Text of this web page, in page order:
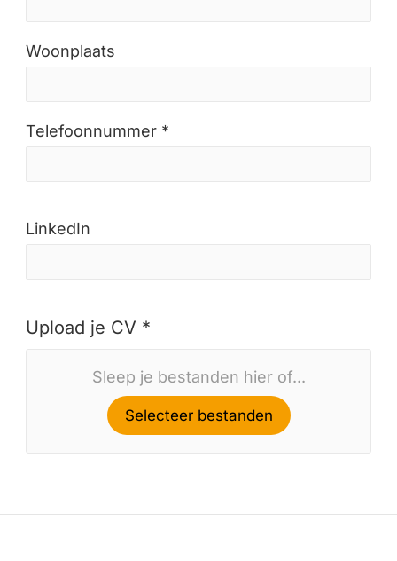
Woonplaats
Telefoonnummer *
LinkedIn
Upload je CV *
Sleep je bestanden hier of...
Selecteer bestanden